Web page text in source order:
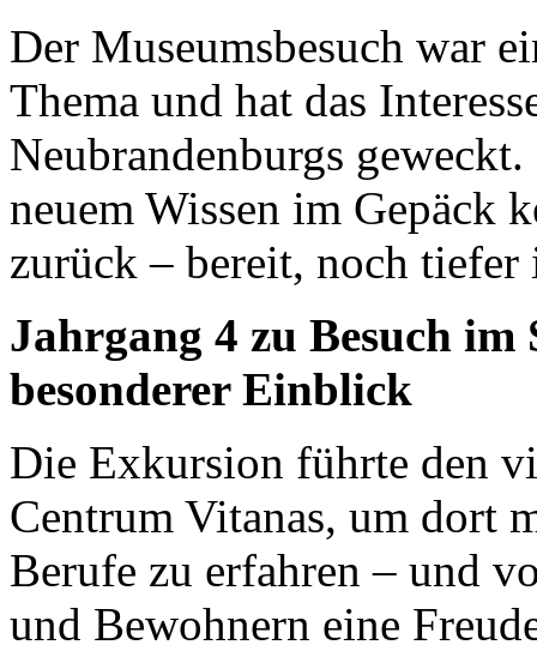
Der Museumsbesuch war
Thema und hat das
Neubrandenburgs
neuem Wissen im Gepäck
zurück – bereit, noch tiefer
Jahrgang 4 zu Besuch
besonderer Einblick
Die Exkursion führte den
Centrum Vitanas, um dort
Berufe zu erfahren – und
und Bewohnern eine